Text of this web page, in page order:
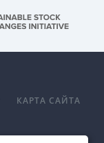
КАРТА САЙТА